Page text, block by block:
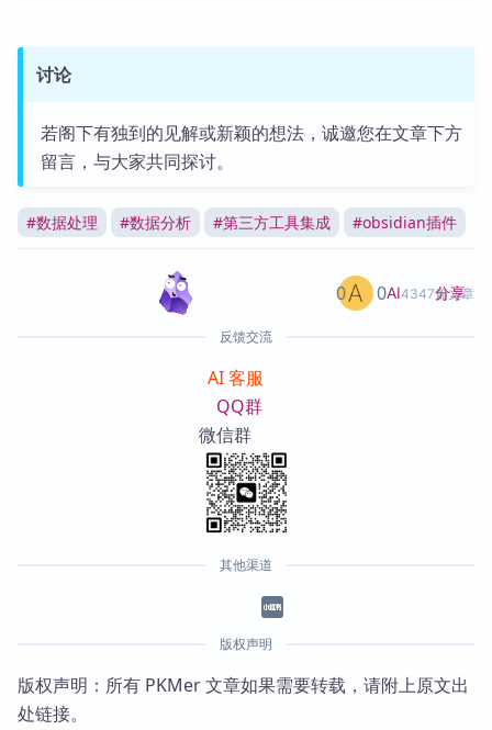
讨论
若阁下有独到的见解或新颖的想法，诚邀您在文章下方
留言，与大家共同探讨。
#数据处理 #数据分析 #第三方工具集成 #obsidian插件
AI4347篇文章
0 0 分享
反馈交流
AI 客服
QQ群
微信群
其他渠道
版权声明
版权声明：所有 PKMer 文章如果需要转载，请附上原文出
处链接。